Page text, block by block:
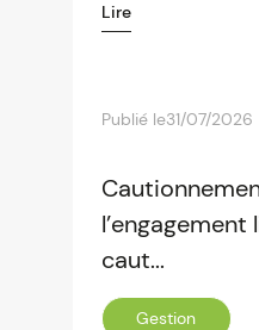
Lire
Publié le31/07/2026
caut...
Gestion